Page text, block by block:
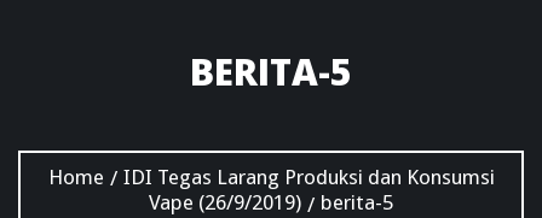
BERITA-5
Home / IDI Tegas Larang Produksi dan Konsumsi
Vape (26/9/2019) / berita-5